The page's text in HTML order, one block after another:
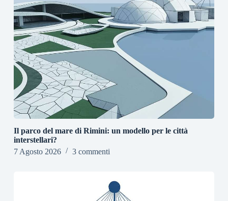
Il parco del mare di Rimini: un modello per le città
interstellari?
7 Agosto 2026
3 commenti